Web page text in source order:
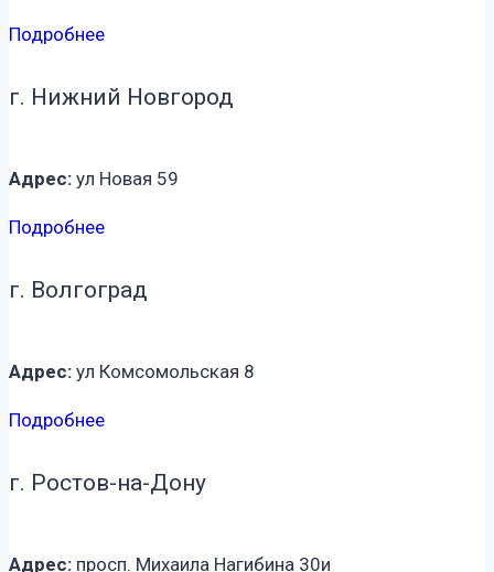
Подробнее
г. Нижний Новгород
Адрес: ул Новая 59
Подробнее
г. Волгоград
Адрес: ул Комсомольская 8
Подробнее
г. Ростов-на-Дону
Адрес: просп. Михаила Нагибина 30и